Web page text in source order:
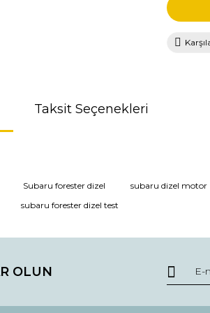
Taksit Seçenekleri
ve diğer konularda yetersiz gördüğünüz
Subaru forester dizel subaru dizel motor
subaru forester dizel test
OLUN